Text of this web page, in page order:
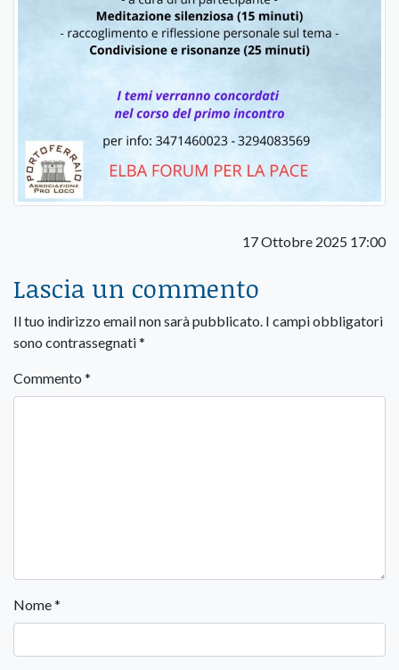
17 Ottobre 2025 17:00
Lascia un commento
Il tuo indirizzo email non sarà pubblicato. I campi obbligatori
sono contrassegnati*
Commento *
Nome*